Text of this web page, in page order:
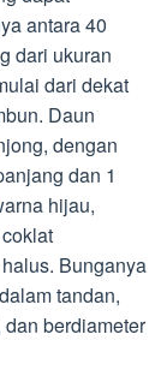
antara 40
dari ukuran
dari dekat
Daun
dengan
dan 1
hijau,
Bunganya
tandan,
berdiameter